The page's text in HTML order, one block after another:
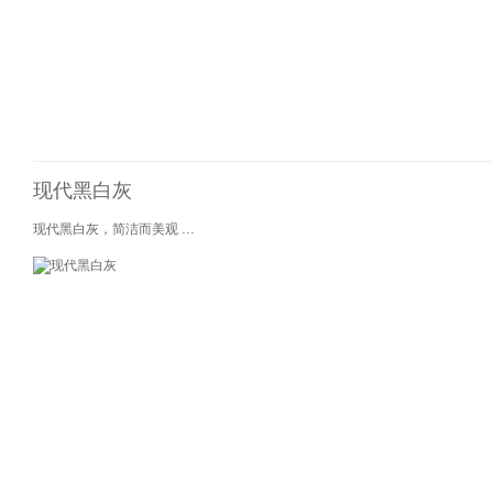
现代黑白灰
现代黑白灰，简洁而美观 ...